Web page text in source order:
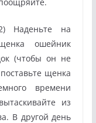
Наденьте на
ошейник
(чтобы он не
щенка
времени
из
В другой день